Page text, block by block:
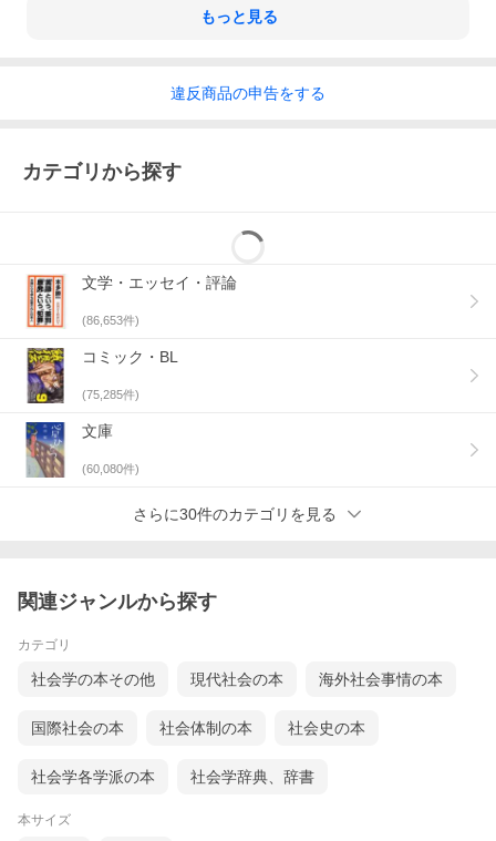
もっと見る
違反商品の申告をする
カテゴリから探す
文学・エッセイ・評論
(86,653件)
コミック・BL
(75,285件)
文庫
(60,080件)
さらに30件のカテゴリを見る
関連ジャンルから探す
カテゴリ
社会学の本その他 現代社会の本 海外社会事情の本
国際社会の本 社会体制の本 社会史の本
社会学各学派の本 社会学辞典、辞書
本サイズ